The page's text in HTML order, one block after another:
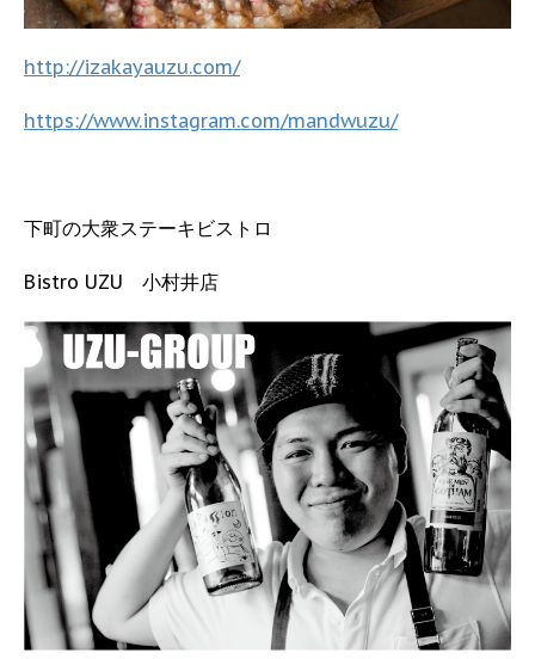
http://izakayauzu.com/
https://www.instagram.com/mandwuzu/
下町の大衆ステーキビストロ
Bistro UZU 小村井店